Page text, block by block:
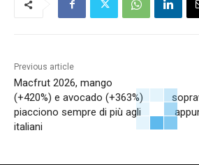
Previous article
Macfrut 2026, mango
(+420%) e avocado (+363%)
piacciono sempre di più agli
italiani